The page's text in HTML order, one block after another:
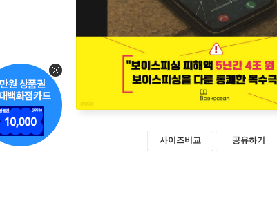
사이즈비교 공유하기